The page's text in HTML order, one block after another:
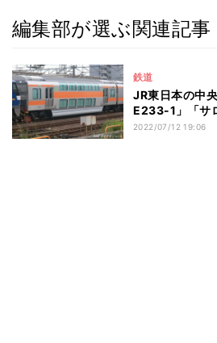
編集部が選ぶ関連記事
鉄道
JR東日本の中
E233-1」「サ
2022/07/12 19:06